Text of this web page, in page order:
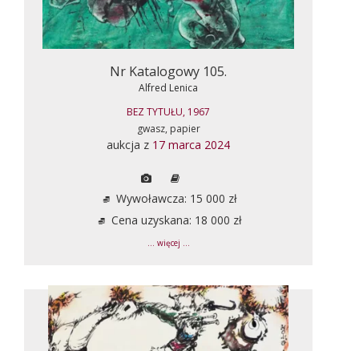
Nr Katalogowy 105.
Alfred Lenica
BEZ TYTUŁU, 1967
gwasz, papier
aukcja z 17 marca 2024
Wywoławcza: 15 000 zł
Cena uzyskana: 18 000 zł
... więcej ...